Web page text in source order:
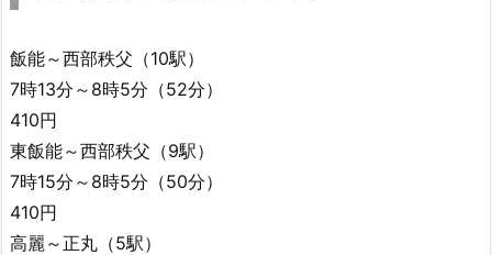
飯能～西部秩父（10駅）
7時13分～8時5分（52分）
410円
東飯能～西部秩父（9駅）
7時15分～8時5分（50分）
410円
高麗～正丸（5駅）